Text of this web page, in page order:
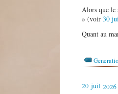
Alors que le
» (voir 30
Quant au
20 juil 2026